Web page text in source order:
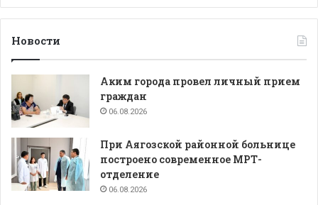
Новости
Аким города провел личный прием
граждан
06.08.2026
При Аягозской районной больнице
построено современное МРТ-
отделение
06.08.2026